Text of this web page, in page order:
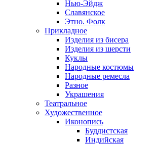
Нью-Эйдж
Славянское
Этно. Фолк
Прикладное
Изделия из бисера
Изделия из шерсти
Куклы
Народные костюмы
Народные ремесла
Разное
Украшения
Театральное
Художественное
Иконопись
Буддистская
Индийская